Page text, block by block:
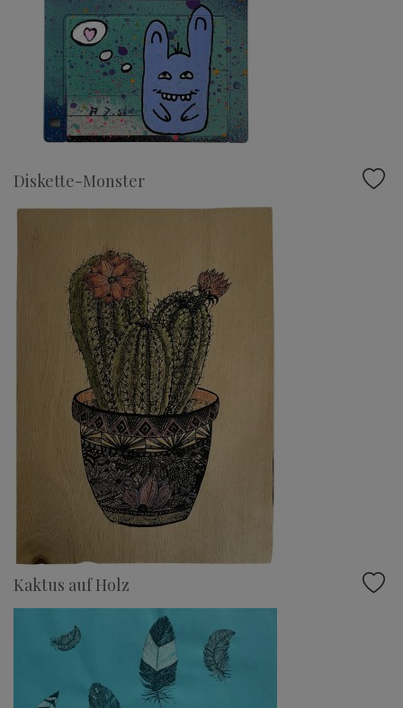
Diskette-Monster
Kaktus auf Holz